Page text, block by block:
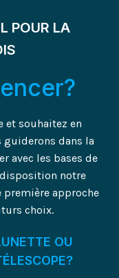
POUR LA
et souhaitez en
guiderons dans la
avec les bases de
notre
approche
choix.
OU